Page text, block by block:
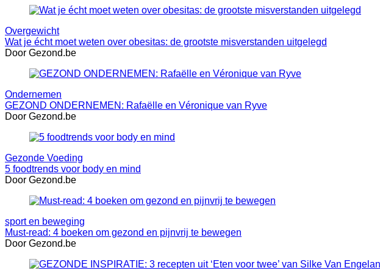
Overgewicht
Wat je écht moet weten over obesitas: de grootste misverstanden uitgelegd
Door Gezond.be
Ondernemen
GEZOND ONDERNEMEN: Rafaëlle en Véronique van Ryve
Door Gezond.be
Gezonde Voeding
5 foodtrends voor body en mind
Door Gezond.be
sport en beweging
Must-read: 4 boeken om gezond en pijnvrij te bewegen
Door Gezond.be